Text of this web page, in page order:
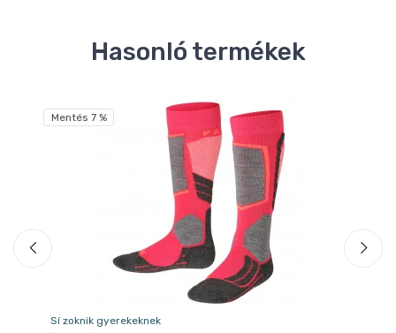
Hasonló termékek
Mentés 7 %
Sí zoknik gyerekeknek